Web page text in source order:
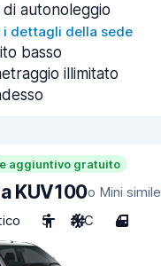
autonoleggio
i dettagli della sede
basso
illimitato
aggiuntivo gratuito
KUV100o Mini simile
5 A/C 4